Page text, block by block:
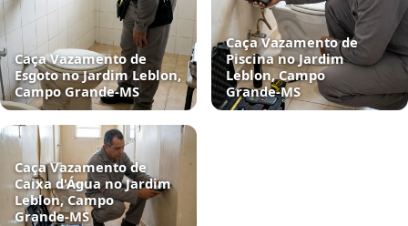
Caça Vazamento de
Esgoto no Jardim Leblon,
Campo Grande‑MS
Caça Vazamento de
Piscina no Jardim
Leblon, Campo
Grande‑MS
Caça Vazamento de
Caixa d'Água no Jardim
Leblon, Campo
Grande‑MS